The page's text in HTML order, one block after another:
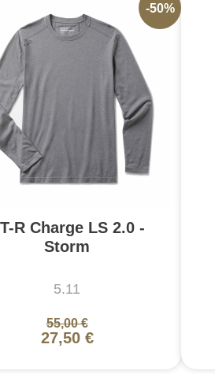
R Charge LS 2.0 -
Storm
5.11
55,00 €
27,50 €
-50%